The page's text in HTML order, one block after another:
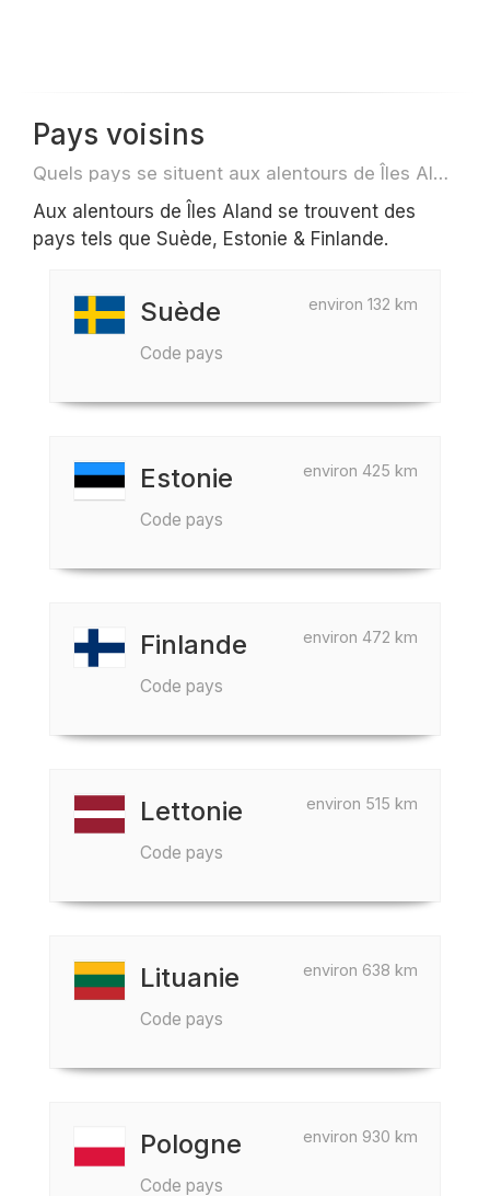
Pays voisins
Quels pays se situent aux alentours de Îles Aland par exemple pour des voyage ou des vols
Aux alentours de Îles Aland se trouvent des
pays tels que Suède, Estonie & Finlande.
environ 132 km
Suède
Code pays
environ 425 km
Estonie
Code pays
environ 472 km
Finlande
Code pays
environ 515 km
Lettonie
Code pays
environ 638 km
Lituanie
Code pays
environ 930 km
Pologne
Code pays